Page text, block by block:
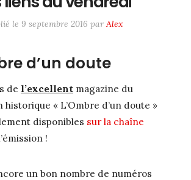
le 9 septembre 2016 par Alex
d’un doute
de l’excellent magazine du
« L’Ombre d’un doute »
disponibles sur la chaîne
!
un bon nombre de numéros